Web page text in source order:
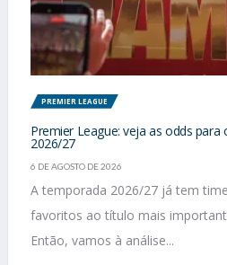
PREMIER LEAGUE
Premier League: veja as odds
2026/27
6 DE AGOSTO DE 2026
A temporada 2026/27 já tem
favoritos ao título mais
Então, vamos à análise...